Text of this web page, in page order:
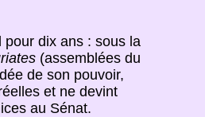
dix ans : sous la
(assemblées du
de son pouvoir,
et ne devint
au Sénat.